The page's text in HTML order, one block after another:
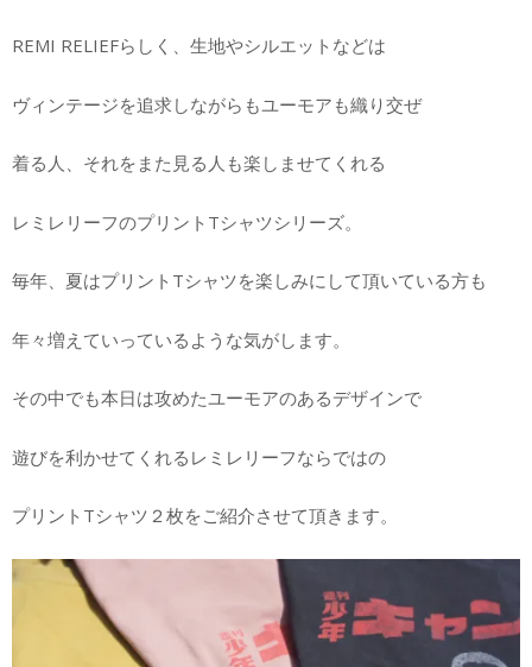
REMI RELIEFらしく、生地やシルエットなどは
ヴィンテージを追求しながらもユーモアも織り交ぜ
着る人、それをまた見る人も楽しませてくれる
レミレリーフのプリントTシャツシリーズ。
毎年、夏はプリントTシャツを楽しみにして頂いている方も
年々増えていっているような気がします。
その中でも本日は攻めたユーモアのあるデザインで
遊びを利かせてくれるレミレリーフならではの
プリントTシャツ２枚をご紹介させて頂きます。